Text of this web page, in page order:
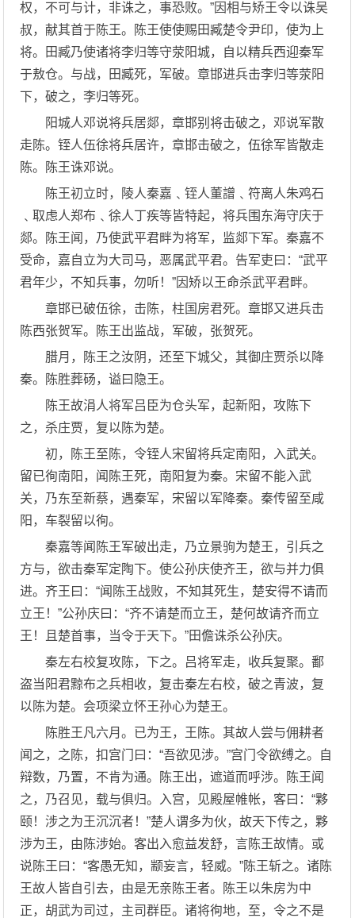
权，不可与计，非诛之，事恐败。”因相与矫王令以诛吴
叔，献其首于陈王。陈王使使赐田臧楚令尹印，使为上
将。田臧乃使诸将李归等守荥阳城，自以精兵西迎秦军
于敖仓。与战，田臧死，军破。章邯进兵击李归等荥阳
下，破之，李归等死。
阳城人邓说将兵居郯，章邯别将击破之，邓说军散
走陈。铚人伍徐将兵居许，章邯击破之，伍徐军皆散走
陈。陈王诛邓说。
陈王初立时，陵人秦嘉﹑铚人董譄﹑符离人朱鸡石
﹑取虑人郑布﹑徐人丁疾等皆特起，将兵围东海守庆于
郯。陈王闻，乃使武平君畔为将军，监郯下军。秦嘉不
受命，嘉自立为大司马，恶属武平君。告军吏曰：“武平
君年少，不知兵事，勿听！”因矫以王命杀武平君畔。
章邯已破伍徐，击陈，柱国房君死。章邯又进兵击
陈西张贺军。陈王出监战，军破，张贺死。
腊月，陈王之汝阴，还至下城父，其御庄贾杀以降
秦。陈胜葬砀，谥曰隐王。
陈王故涓人将军吕臣为仓头军，起新阳，攻陈下
之，杀庄贾，复以陈为楚。
初，陈王至陈，令铚人宋留将兵定南阳，入武关。
留已徇南阳，闻陈王死，南阳复为秦。宋留不能入武
关，乃东至新蔡，遇秦军，宋留以军降秦。秦传留至咸
阳，车裂留以徇。
秦嘉等闻陈王军破出走，乃立景驹为楚王，引兵之
方与，欲击秦军定陶下。使公孙庆使齐王，欲与并力俱
进。齐王曰：“闻陈王战败，不知其死生，楚安得不请而
立王！”公孙庆曰：“齐不请楚而立王，楚何故请齐而立
王！且楚首事，当令于天下。”田儋诛杀公孙庆。
秦左右校复攻陈，下之。吕将军走，收兵复聚。鄱
盗当阳君黥布之兵相收，复击秦左右校，破之青波，复
以陈为楚。会项梁立怀王孙心为楚王。
陈胜王凡六月。已为王，王陈。其故人尝与佣耕者
闻之，之陈，扣宫门曰：“吾欲见涉。”宫门令欲缚之。自
辩数，乃置，不肯为通。陈王出，遮道而呼涉。陈王闻
之，乃召见，载与俱归。入宫，见殿屋帷帐，客曰：“夥
颐！涉之为王沉沉者！”楚人谓多为伙，故天下传之，夥
涉为王，由陈涉始。客出入愈益发舒，言陈王故情。或
说陈王曰：“客愚无知，颛妄言，轻威。”陈王斩之。诸陈
王故人皆自引去，由是无亲陈王者。陈王以朱房为中
正，胡武为司过，主司群臣。诸将徇地，至，令之不是